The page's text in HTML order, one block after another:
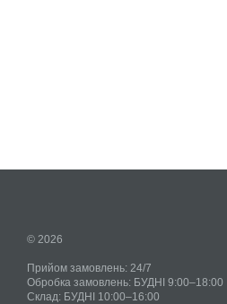
© 2026
Прийом замовлень: 24/7
Обробка замовлень: БУДНІ 9:00–18:00
Склад: БУДНІ 10:00–16:00